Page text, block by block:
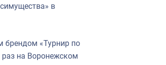
в
брендом «Турнир по
раз на Воронежском